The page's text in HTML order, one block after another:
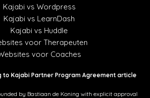
Kajabi vs Wordpress
Kajabi vs LearnDash
Kajabi vs Huddle
voor Therapeuten
voor Coaches
to Kajabi Partner Program Agreement article
by Bastiaan de Koning with explicit approval